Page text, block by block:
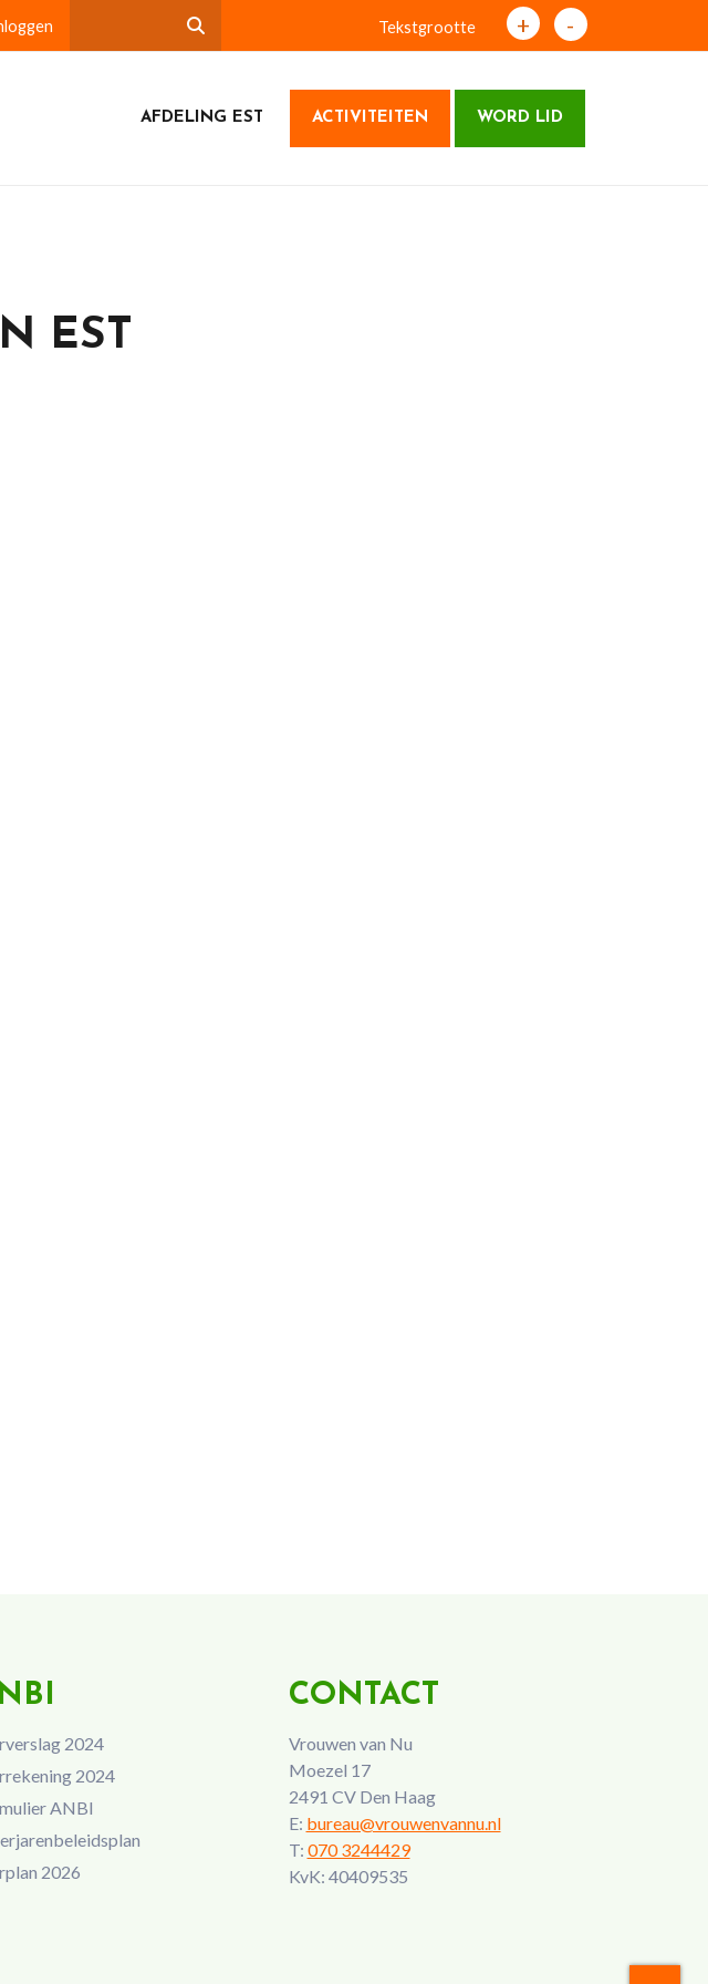
Tekstgrootte + -
AFDELING EST ACTIVITEITEN WORD LID
EST
2024
2024
ANBI
2026
CONTACT
Vrouwen van Nu
Moezel 17
2491 CV Den Haag
E: bureau@vrouwenvannu.nl
T: 070 3244429
KvK: 40409535